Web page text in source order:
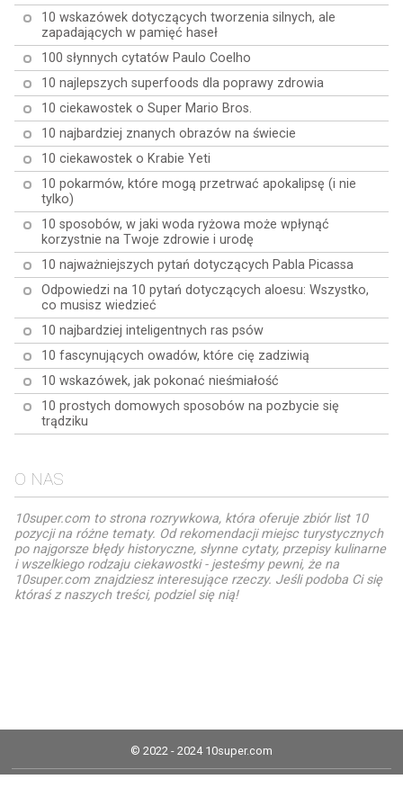
10 wskazówek dotyczących tworzenia silnych, ale
zapadających w pamięć haseł
100 słynnych cytatów Paulo Coelho
10 najlepszych superfoods dla poprawy zdrowia
10 ciekawostek o Super Mario Bros.
10 najbardziej znanych obrazów na świecie
10 ciekawostek o Krabie Yeti
10 pokarmów, które mogą przetrwać apokalipsę (i nie
tylko)
10 sposobów, w jaki woda ryżowa może wpłynąć
korzystnie na Twoje zdrowie i urodę
10 najważniejszych pytań dotyczących Pabla Picassa
Odpowiedzi na 10 pytań dotyczących aloesu: Wszystko,
co musisz wiedzieć
10 najbardziej inteligentnych ras psów
10 fascynujących owadów, które cię zadziwią
10 wskazówek, jak pokonać nieśmiałość
10 prostych domowych sposobów na pozbycie się
trądziku
O NAS
10super.com to strona rozrywkowa, która oferuje zbiór list 10
pozycji na różne tematy. Od rekomendacji miejsc turystycznych
po najgorsze błędy historyczne, słynne cytaty, przepisy kulinarne
i wszelkiego rodzaju ciekawostki - jesteśmy pewni, że na
10super.com znajdziesz interesujące rzeczy. Jeśli podoba Ci się
któraś z naszych treści, podziel się nią!
© 2022 - 2024 10super.com